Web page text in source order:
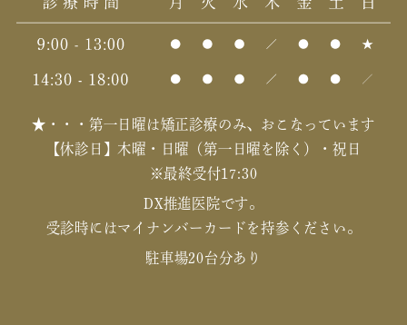
★・・・第一日曜は矯正診療のみ、おこなっています
【休診日】木曜・日曜（第一日曜を除く）・祝日
※最終受付17:30
DX推進医院です。
受診時にはマイナンバーカードを持参ください。
駐車場20台分あり